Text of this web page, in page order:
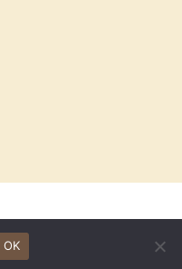
OK